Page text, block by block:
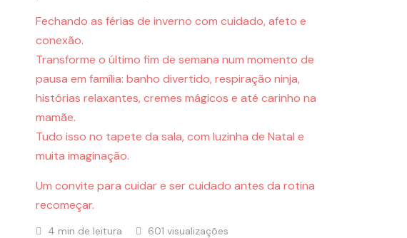
Fechando as férias de inverno com cuidado, afeto e
conexão.
Transforme o último fim de semana num momento de
pausa em família: banho divertido, respiração ninja,
histórias relaxantes, cremes mágicos e até carinho na
mamãe.
Tudo isso no tapete da sala, com luzinha de Natal e
muita imaginação.
Um convite para cuidar e ser cuidado antes da rotina
recomeçar.
4 min de leitura 601 visualizações